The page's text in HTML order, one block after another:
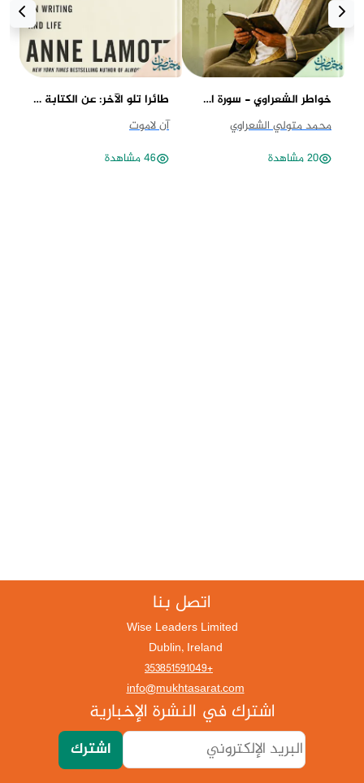
خواطر الشعراوي - سورة الممتحنة
محمد متولي الشعراوي
20 مشاهدة
طائرا تلو الآخر: عن الكتابة والحياة
آن لاموت
46 مشاهدة
اتصل بنا
Wise Leaders Limited
Dublin, Ireland
+353851591049
info@mukhtasarat.com
اشترك في النشرة الإخبارية
اشترك